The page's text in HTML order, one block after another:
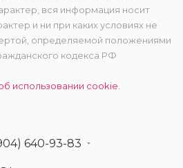
вся информация носит
и ни при каких условиях не
определяемой положениями
кодекса РФ
использовании cookie.
640-93-83